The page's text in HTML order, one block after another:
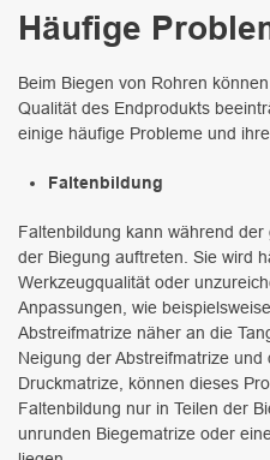
Häufige
Beim Biegen von Rohren
Qualität des Endprodukts
einige häufige Probleme und
Faltenbildung
Faltenbildung kann während
der Biegung auftreten. Sie wird
Werkzeugqualität oder
Anpassungen, wie
Abstreifmatrize näher an die
Neigung der Abstreifmatrize
Druckmatrize, können dieses
Faltenbildung nur in Teilen der
unrunden Biegematrize oder